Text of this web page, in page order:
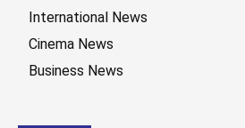
International News
Cinema News
Business News